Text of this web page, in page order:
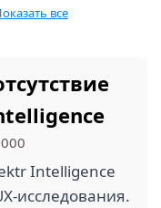
все
Intelligence
исследования.